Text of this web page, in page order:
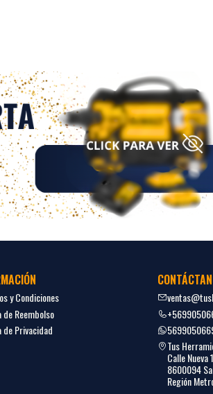
y Condiciones
Reembolso
de Privacidad
Tus
Calle Nueva
8600094
Región